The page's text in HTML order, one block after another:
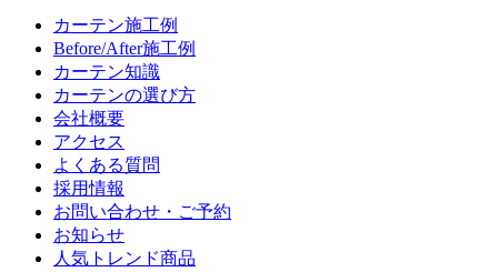
カーテン施工例
Before/After施工例
カーテン知識
カーテンの選び方
会社概要
アクセス
よくある質問
採用情報
お問い合わせ・ご予約
お知らせ
人気トレンド商品